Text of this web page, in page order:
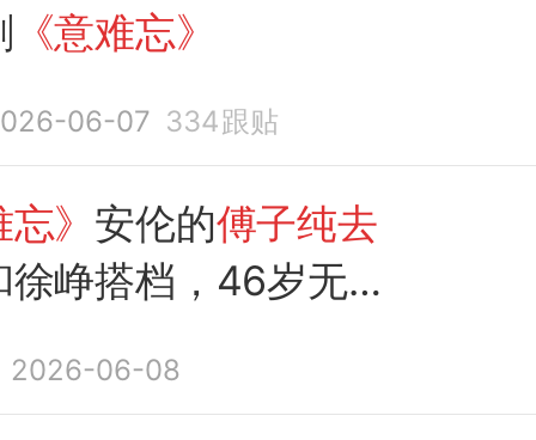
《意难忘》
06-07 334跟贴
》 安伦的傅子纯去
徐峥搭档，46岁无儿
2026-06-08